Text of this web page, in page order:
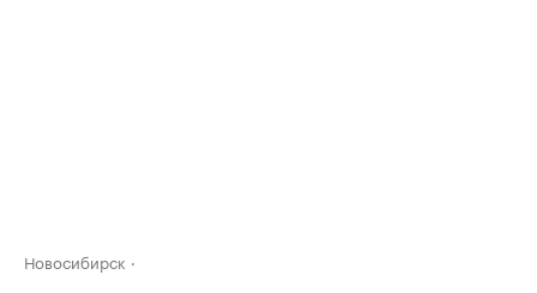
Новосибирск